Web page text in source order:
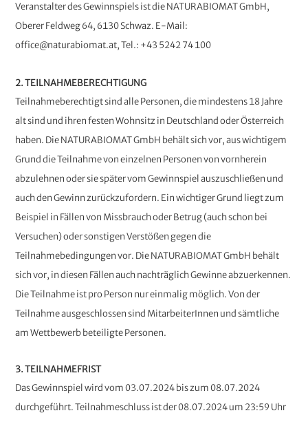
Veranstalter des Gewinnspiels ist die NATURABIOMAT GmbH,
Oberer Feldweg 64, 6130 Schwaz. E-Mail:
office@naturabiomat.at, Tel.: +43 5242 74 100
2. TEILNAHMEBERECHTIGUNG
Teilnahmeberechtigt sind alle Personen, die mindestens 18 Jahre
alt sind und ihren festen Wohnsitz in Deutschland oder Österreich
haben. Die NATURABIOMAT GmbH behält sich vor, aus wichtigem
Grund die Teilnahme von einzelnen Personen von vornherein
abzulehnen oder sie später vom Gewinnspiel auszuschließen und
auch den Gewinn zurückzufordern. Ein wichtiger Grund liegt zum
Beispiel in Fällen von Missbrauch oder Betrug (auch schon bei
Versuchen) oder sonstigen Verstößen gegen die
Teilnahmebedingungen vor. Die NATURABIOMAT GmbH behält
sich vor, in diesen Fällen auch nachträglich Gewinne abzuerkennen.
Die Teilnahme ist pro Person nur einmalig möglich. Von der
Teilnahme ausgeschlossen sind MitarbeiterInnen und sämtliche
am Wettbewerb beteiligte Personen.
3. TEILNAHMEFRIST
Das Gewinnspiel wird vom 03.07.2024 bis zum 08.07.2024
durchgeführt. Teilnahmeschluss ist der 08.07.2024 um 23:59 Uhr